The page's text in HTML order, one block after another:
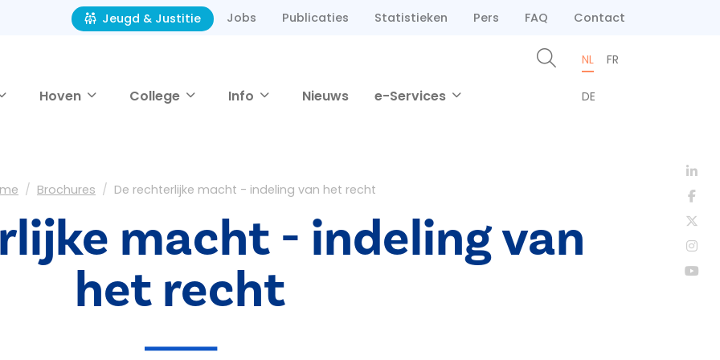
Jeugd & Justitie Jobs Publicaties Statistieken Pers FAQ Contact
Hoven College Info Nieuws e-Services
NL FR
DE
Brochures De rechterlijke macht - indeling van het recht
macht - indeling van
het recht